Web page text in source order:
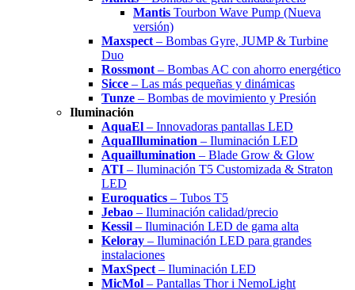
Mantis Tourbon Wave Pump (Nueva
versión)
Maxspect – Bombas Gyre, JUMP & Turbine
Duo
Rossmont – Bombas AC con ahorro energético
Sicce – Las más pequeñas y dinámicas
Tunze – Bombas de movimiento y Presión
Iluminación
AquaEl – Innovadoras pantallas LED
AquaIllumination – Iluminación LED
Aquaillumination – Blade Grow & Glow
ATI – Iluminación T5 Customizada & Straton
LED
Euroquatics – Tubos T5
Jebao – Iluminación calidad/precio
Kessil – Iluminación LED de gama alta
Keloray – Iluminación LED para grandes
instalaciones
MaxSpect – Iluminación LED
MicMol – Pantallas Thor i NemoLight